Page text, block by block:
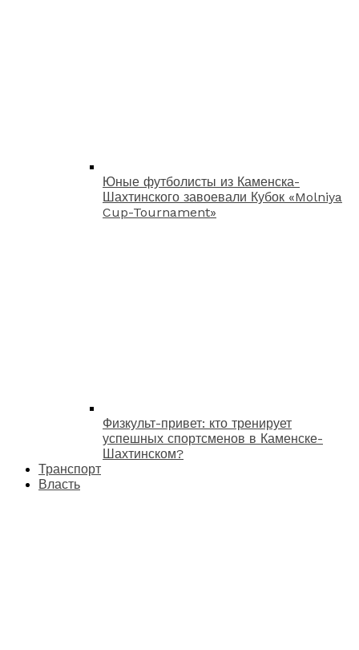
Юные футболисты из Каменска-
Шахтинского завоевали Кубок «Molniya
Cup-Tournament»
Физкульт-привет: кто тренирует
успешных спортсменов в Каменске-
Шахтинском?
Транспорт
Власть